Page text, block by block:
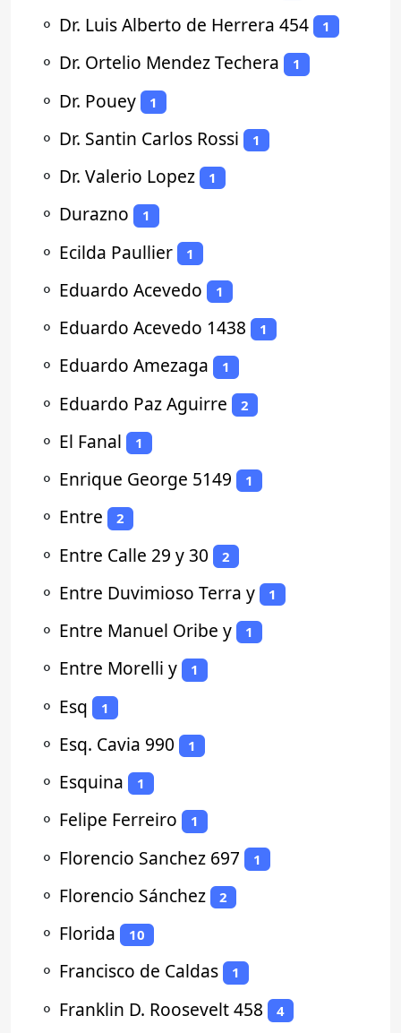
⚬ Dr. Luis Alberto de Herrera 454 1
⚬ Dr. Ortelio Mendez Techera 1
⚬ Dr. Pouey 1
⚬ Dr. Santin Carlos Rossi 1
⚬ Dr. Valerio Lopez 1
⚬ Durazno 1
⚬ Ecilda Paullier 1
⚬ Eduardo Acevedo 1
⚬ Eduardo Acevedo 1438 1
⚬ Eduardo Amezaga 1
⚬ Eduardo Paz Aguirre 2
⚬ El Fanal 1
⚬ Enrique George 5149 1
⚬ Entre 2
⚬ Entre Calle 29 y 30 2
⚬ Entre Duvimioso Terra y 1
⚬ Entre Manuel Oribe y 1
⚬ Entre Morelli y 1
⚬ Esq 1
⚬ Esq. Cavia 990 1
⚬ Esquina 1
⚬ Felipe Ferreiro 1
⚬ Florencio Sanchez 697 1
⚬ Florencio Sánchez 2
⚬ Florida 10
⚬ Francisco de Caldas 1
⚬ Franklin D. Roosevelt 458 4